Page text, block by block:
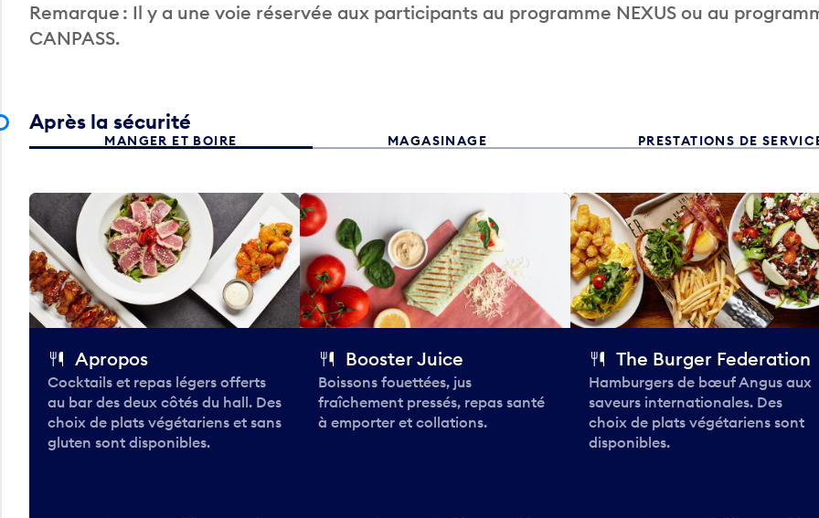
Remarque : Il y a une voie réservée aux participants au programme NEXUS ou au
CANPASS.
Après la sécurité
MANGER ET BOIRE MAGASINAGE PRESTATIONS DE
Apropos
Cocktails et repas légers offerts
au bar des deux côtés du hall. Des
choix de plats végétariens et sans
gluten sont disponibles.
Booster Juice
Boissons fouettées, jus
fraîchement pressés, repas santé
à emporter et collations.
The Burger Federation
Hamburgers de bœuf Angus aux
saveurs internationales. Des
choix de plats végétariens sont
disponibles.